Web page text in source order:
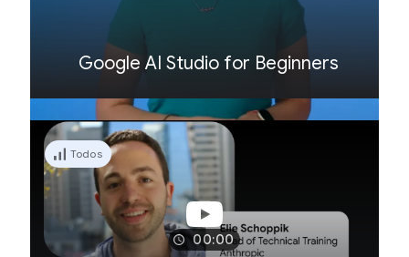
Google AI Studio for Beginners
Todos
00:00